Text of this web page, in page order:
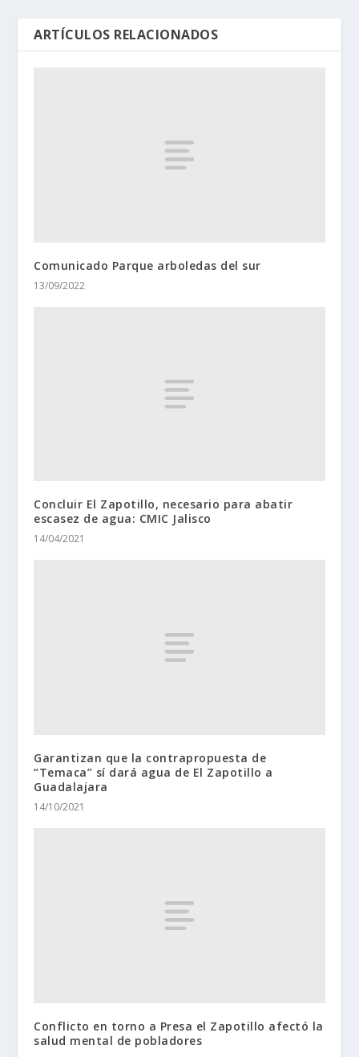
ARTÍCULOS RELACIONADOS
Comunicado Parque arboledas del sur
13/09/2022
Concluir El Zapotillo, necesario para abatir
escasez de agua: CMIC Jalisco
14/04/2021
Garantizan que la contrapropuesta de
“Temaca” sí dará agua de El Zapotillo a
Guadalajara
14/10/2021
Conflicto en torno a Presa el Zapotillo afectó la
salud mental de pobladores